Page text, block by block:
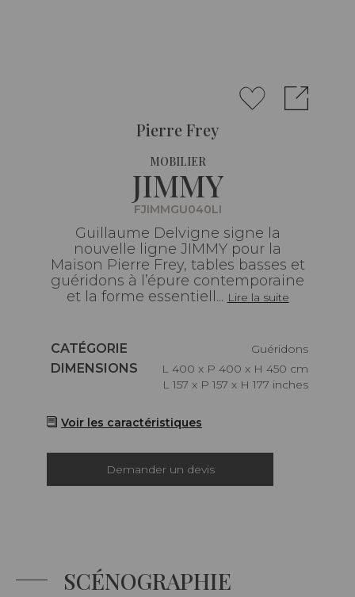
Pierre Frey
MOBILIER
JIMMY
FJIMMGU040LI
Guillaume Delvigne signe la
nouvelle ligne JIMMY pour la
Maison Pierre Frey, tables basses et
guéridons à l’épure contemporaine
et la forme essentiell... Lire la suite
Caractéristiques
CATÉGORIE
Guéridons
Caractéristiques
DIMENSIONS
L 400 x P 400 x H 450 cm
L 157 x P 157 x H 177 inches
Voir les caractéristiques
Demander un devis
SCÉNOGRAPHIE